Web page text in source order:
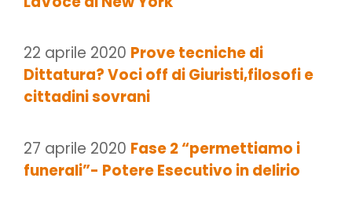
22 aprile 2020 Prove tecniche di
Dittatura? Voci off di Giuristi,filosofi e
cittadini sovrani
27 aprile 2020 Fase 2 “permettiamo i
funerali”- Potere Esecutivo in delirio